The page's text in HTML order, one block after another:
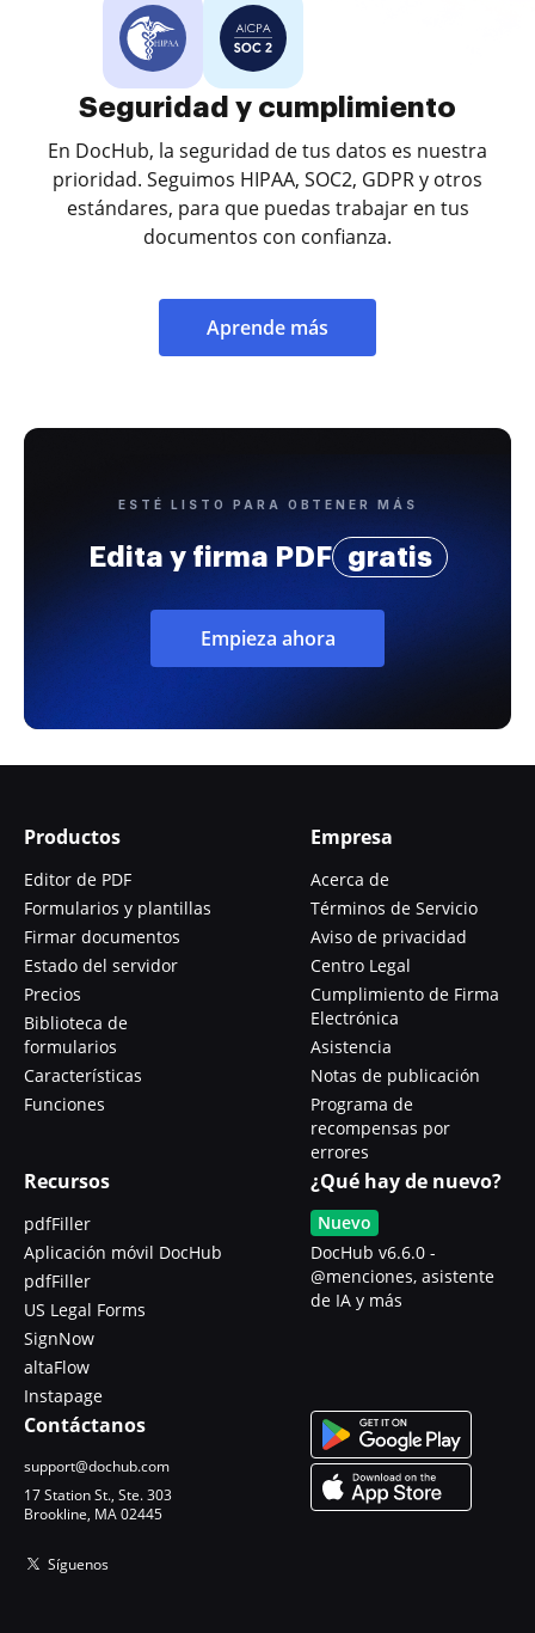
Seguridad y cumplimiento
En DocHub, la seguridad de tus datos es nuestra
prioridad. Seguimos HIPAA, SOC2, GDPR y otros
estándares, para que puedas trabajar en tus
documentos con confianza.
Aprende más
ESTÉ LISTO PARA OBTENER MÁS
Edita y firma PDF gratis
Empieza ahora
Productos
Editor de PDF
Formularios y plantillas
Firmar documentos
Estado del servidor
Precios
Biblioteca de
formularios
Características
Funciones
Empresa
Acerca de
Términos de Servicio
Aviso de privacidad
Centro Legal
Cumplimiento de Firma
Electrónica
Asistencia
Notas de publicación
Programa de
recompensas por
errores
Recursos
pdfFiller
Aplicación móvil DocHub
pdfFiller
US Legal Forms
SignNow
altaFlow
Instapage
¿Qué hay de nuevo?
Nuevo
DocHub v6.6.0 -
@menciones, asistente
de IA y más
Contáctanos
support@dochub.com
17 Station St., Ste. 303
Brookline, MA 02445
Síguenos